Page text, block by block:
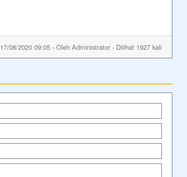
17/08/2020 09:05 - Oleh Administrator - Dilihat 1927 kali